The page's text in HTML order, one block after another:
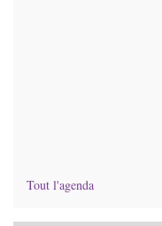
Tout l'agenda